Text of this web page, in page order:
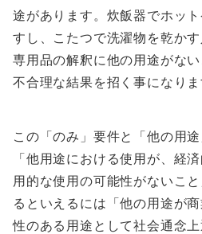
途があります。炊飯器でホッ
すし、こたつで洗濯物を乾かす
専用品の解釈に他の用途がな
不合理な結果を招く事になりま
この「のみ」要件と「他の用
「他用途における使用が、経
用的な使用の可能性がないこ
るといえるには「他の用途が
性のある用途として社会通念